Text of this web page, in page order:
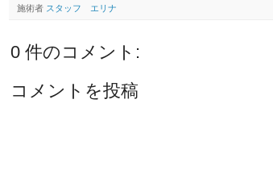
施術者 スタッフ エリナ
0 件のコメント:
コメントを投稿